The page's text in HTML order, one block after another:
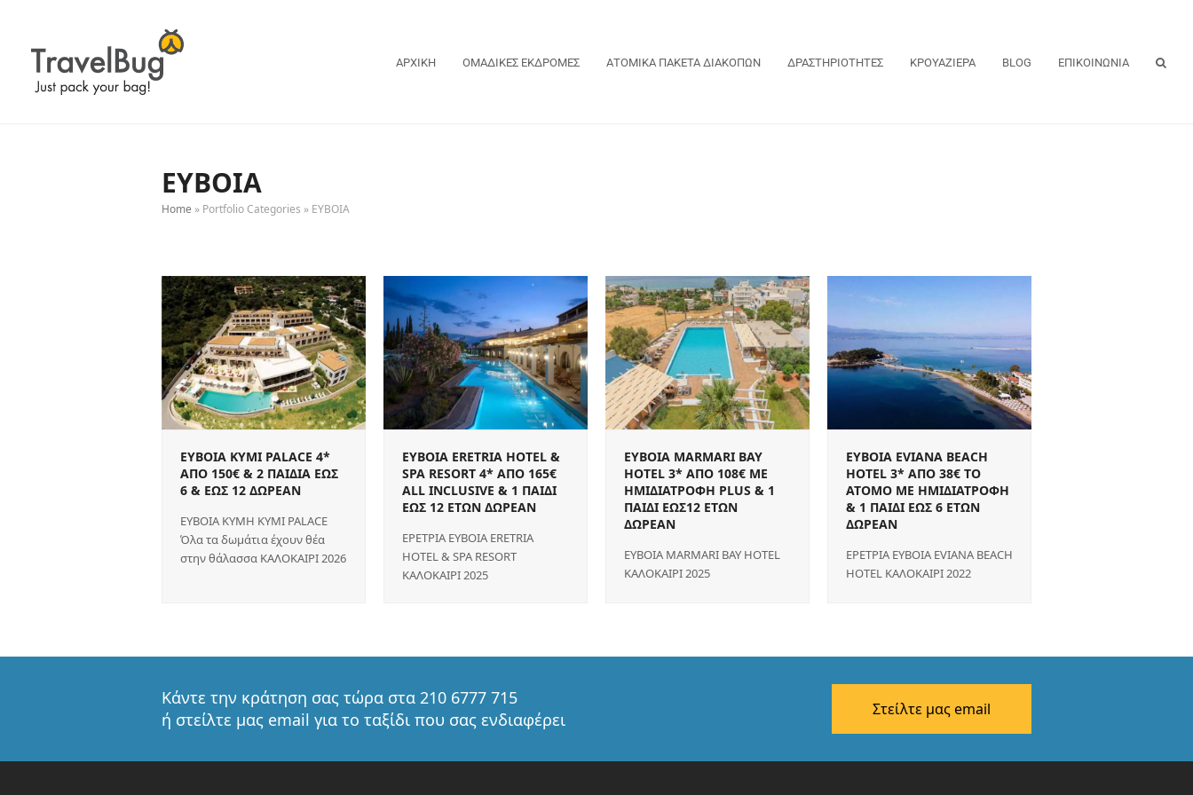
ΑΡΧΙΚΗ ΟΜΑΔΙΚΕΣ ΕΚΔΡΟΜΕΣ ΑΤΟΜΙΚΑ ΠΑΚΕΤΑ ΔΙΑΚΟΠΩΝ ΔΡΑΣΤΗΡΙΟΤΗΤΕΣ ΚΡΟΥΑΖΙΕΡΑ BLOG ΕΠΙΚΟΙΝΩΝΙΑ
EYBOIA
Home » Portfolio Categories » EYBOIA
EYBOIA KYMI PALACE 4*
ΑΠΟ 150€ & 2 ΠΑΙΔΙΑ ΕΩΣ
6 & ΕΩΣ 12 ΔΩΡΕΑΝ
ΕΥΒΟΙΑ KYMH KYMI PALACE
Όλα τα δωμάτια έχουν θέα
στην θάλασσα ΚΑΛΟΚΑΙΡΙ 2026
EYBOIA ERETRIA HOTEL &
SPA RESORT 4* ΑΠΟ 165€
ALL INCLUSIVE & 1 ΠΑΙΔΙ
ΕΩΣ 12 ΕΤΩΝ ΔΩΡΕΑΝ
ΕΡΕΤΡΙΑ EYBOIA ERETRIA
HOTEL & SPA RESORT
ΚΑΛΟΚΑΙΡΙ 2025
EYBOIA MARMARI BAY
HOTEL 3* ΑΠΟ 108€ ΜΕ
ΗΜΙΔΙΑΤΡΟΦΗ PLUS & 1
ΠΑΙΔΙ ΕΩΣ12 ΕΤΩΝ
ΔΩΡΕΑΝ
EYBOIA MARMARI BAY HOTEL
ΚΑΛΟΚΑΙΡΙ 2025
EYBOIA EVIANA BEACH
HOTEL 3* ΑΠΟ 38€ ΤΟ
ΑΤΟΜΟ ΜΕ ΗΜΙΔΙΑΤΡΟΦΗ
& 1 ΠΑΙΔΙ ΕΩΣ 6 ΕΤΩΝ
ΔΩΡΕΑΝ
ΕΡΕΤΡΙΑ EYBOIA EVIANA BEACH
HOTEL ΚΑΛΟΚΑΙΡΙ 2022
Κάντε την κράτηση σας τώρα στα 210 6777 715
ή στείλτε μας email για το ταξίδι που σας ενδιαφέρει
Στείλτε μας email